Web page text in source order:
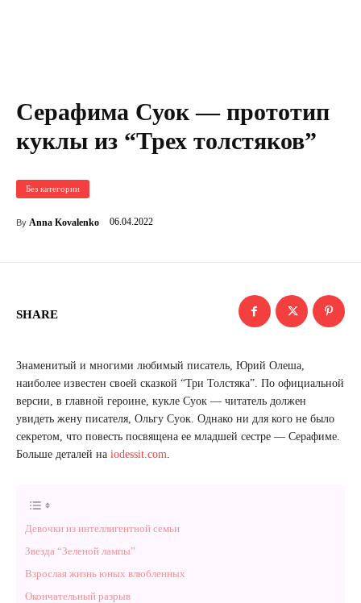
Серафима Суок — прототип
куклы из “Трех толстяков”
Без категории
By Anna Kovalenko 06.04.2022
SHARE
Знаменитый и многими любимый писатель, Юрий Олеша,
наиболее известен своей сказкой “Три Толстяка”. По официальной
версии, в главной героине, кукле Суок — читатель должен
увидеть жену писателя, Ольгу Суок. Однако ни для кого не было
секретом, что повесть посвящена ее младшей сестре — Серафиме.
Больше деталей на iodessit.com.
Девочки из интеллигентной семьи
Звезда “Зеленой лампы”
Взрослая жизнь юных влюбленных
Окончательный разрыв